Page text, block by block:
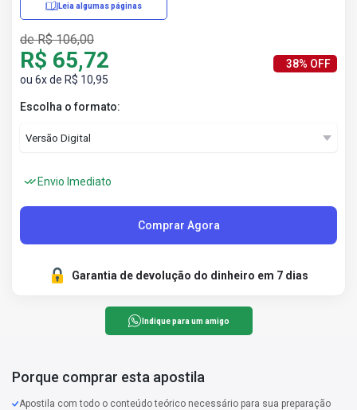
Leia algumas páginas
de R$ 106,00
R$ 65,72
ou 6x de R$ 10,95
38% OFF
Escolha o formato:
Envio Imediato
Comprar Agora
Garantia de devolução do dinheiro em 7 dias
Indique para um amigo
Porque comprar esta apostila
Apostila com todo o conteúdo teórico necessário para sua preparação